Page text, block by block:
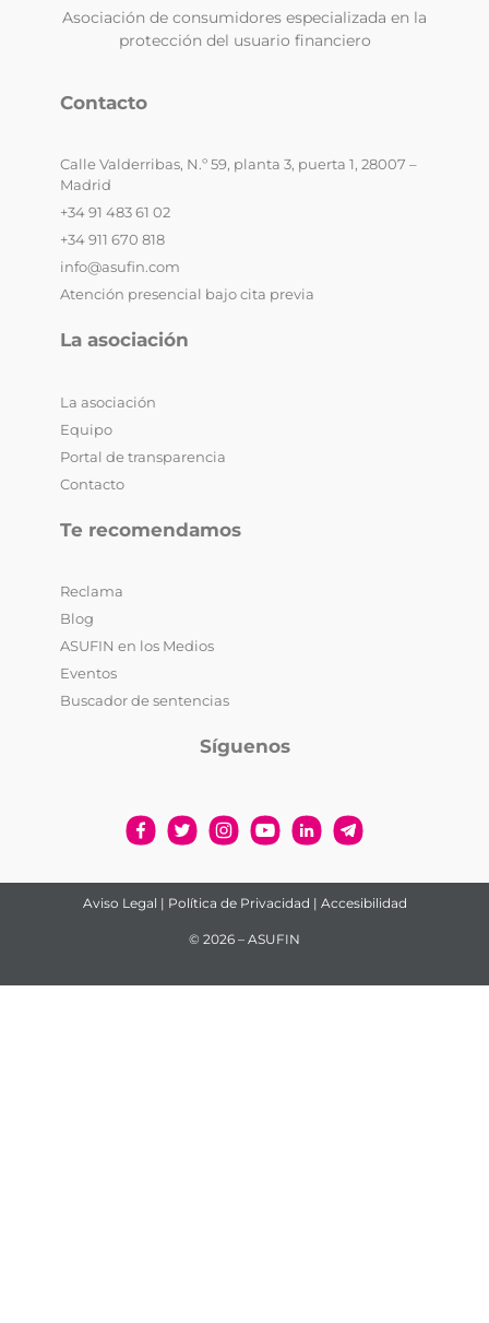
Asociación de consumidores especializada en la
protección del usuario financiero
Contacto
Calle Valderribas, N.º 59, planta 3, puerta 1, 28007 –
Madrid
+34 91 483 61 02
+34 911 670 818
info@asufin.com
Atención presencial bajo cita previa
La asociación
La asociación
Equipo
Portal de transparencia
Contacto
Te recomendamos
Reclama
Blog
ASUFIN en los Medios
Eventos
Buscador de sentencias
Síguenos
Aviso Legal | Política de Privacidad | Accesibilidad
© 2026 – ASUFIN